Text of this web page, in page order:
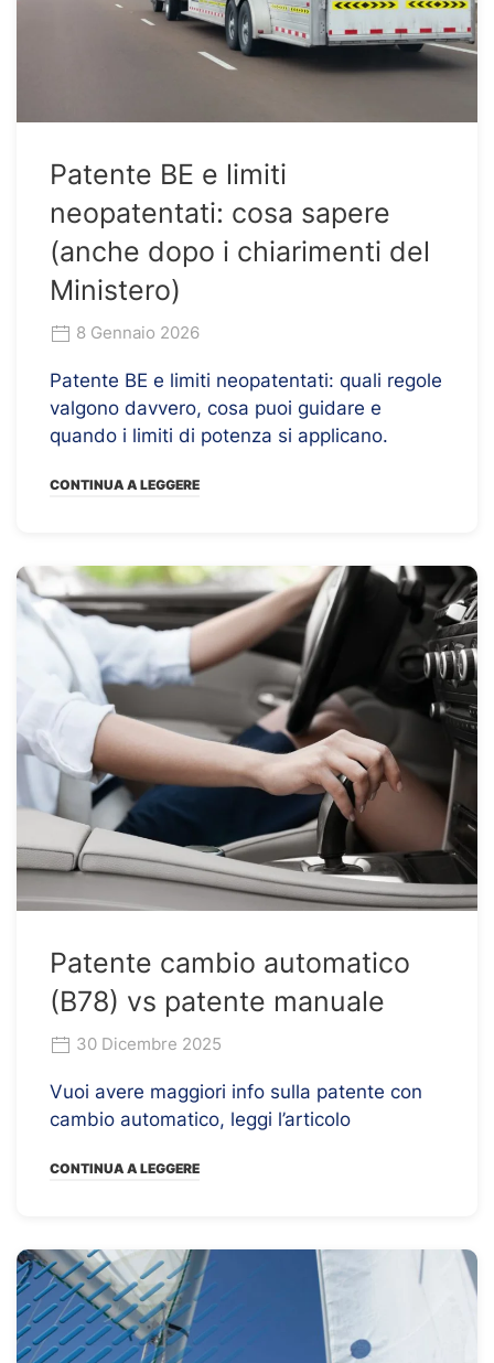
Patente BE e limiti
neopatentati: cosa sapere
(anche dopo i chiarimenti del
Ministero)
8 Gennaio 2026
Patente BE e limiti neopatentati: quali regole
valgono davvero, cosa puoi guidare e
quando i limiti di potenza si applicano.
CONTINUA A LEGGERE
Patente cambio automatico
(B78) vs patente manuale
30 Dicembre 2025
Vuoi avere maggiori info sulla patente con
cambio automatico, leggi l’articolo
CONTINUA A LEGGERE